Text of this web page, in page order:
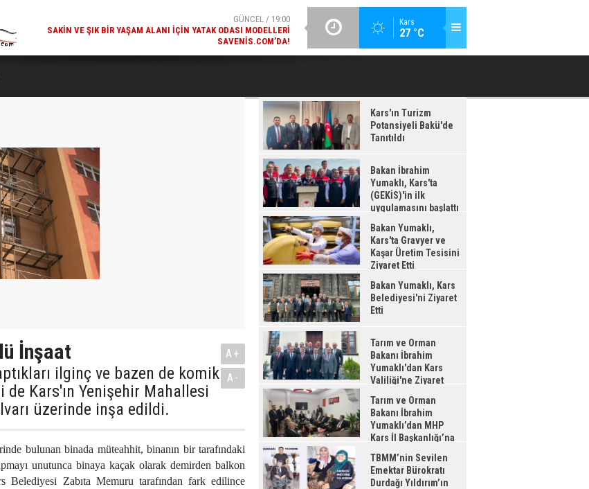
Kars
27 °C
GÜNCEL / 18:38
KARS'IN TURIZM POTANSIYELI BAKÜ'DE TANITILDI
BAKAN İBRAHIM YUMAKLI, KARS'TA (GEKİS)'IN ILK
İnşaat
ilginç ve bazen de komik
de Kars'ın Yenişehir Mahallesi
üzerinde inşa edildi.
A+
A-
bulunan binada müteahhit, binanın bir tarafındaki
unutunca binaya kaçak olarak demirden balkon
Belediyesi Zabıta Memuru tarafından fark edilince
Kars'ın Turizm
Potansiyeli Bakü'de
Tanıtıldı
Bakan İbrahim
Yumaklı, Kars'ta
(GEKİS)'in ilk
uygulamasını başlattı
Bakan Yumaklı,
Kars'ta Gravyer ve
Kaşar Üretim Tesisini
Ziyaret Etti
Bakan Yumaklı, Kars
Belediyesi'ni Ziyaret
Etti
Tarım ve Orman
Bakanı İbrahim
Yumaklı'dan Kars
Valiliği'ne Ziyaret
Tarım ve Orman
Bakanı İbrahim
Yumaklı’dan MHP
Kars İl Başkanlığı’na
Ziyaret
TBMM’nin Sevilen
Emektar Bürokratı
Durdağı Yıldırım’ın